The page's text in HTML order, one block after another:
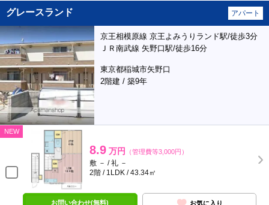
グレースランド アパート
京王相模原線 京王よみうりランド駅/徒歩3分
ＪＲ南武線 矢野口駅/徒歩16分
東京都稲城市矢野口
2階建 / 築9年
NEW
8.9 万円 （管理費等3,000円）
敷 － / 礼 －
2階 / 1LDK / 43.34㎡
お問い合わせ(無料) お気に入り